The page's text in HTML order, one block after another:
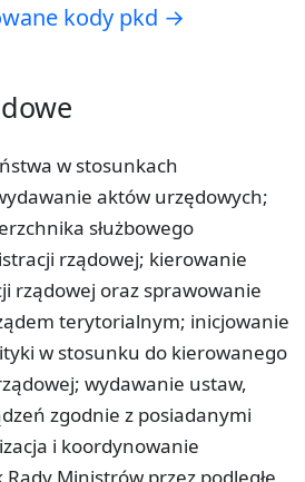
kody pkd →
w stosunkach
aktów urzędowych;
służbowego
rządowej; kierowanie
rządowej oraz sprawowanie
terytorialnym; inicjowanie
w stosunku do kierowanego
wydawanie ustaw,
zgodnie z posiadanymi
i koordynowanie
Ministrów przez podległe